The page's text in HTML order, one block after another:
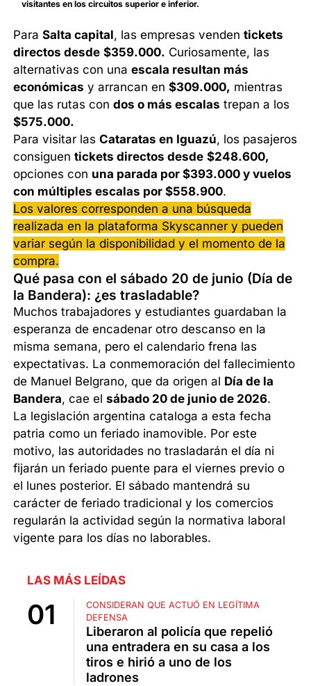
visitantes en los circuitos superior e inferior.
ParaSalta capital, las empresas vendentickets
directos desde $359.000. Curiosamente, las
alternativas con unaescala resultan más
económicas y arrancan en$309.000, mientras
que las rutas condos o más escalas trepan a los
$575.000.
Para visitar lasCataratas en Iguazú, los pasajeros
consiguentickets directos desde $248.600,
opciones con una parada por $393.000 y vuelos
con múltiples escalas por $558.900.
Los valores corresponden a una búsqueda
realizada en la plataforma Skyscanner y pueden
variar según la disponibilidad y el momento de la
compra.
Qué pasa con el sábado 20 de junio (Día de
la Bandera): ¿es trasladable?
Muchos trabajadores y estudiantes guardaban la
esperanza de encadenar otro descanso en la
misma semana, pero el calendario frena las
expectativas. La conmemoración del fallecimiento
de Manuel Belgrano, que da origen al Día de la
Bandera, cae elsábado 20 de junio de 2026.
La legislación argentina cataloga a esta fecha
patria como un feriado inamovible. Por este
motivo, las autoridades no trasladarán el día ni
fijarán un feriado puente para el viernes previo o
el lunes posterior. El sábado mantendrá su
carácter de feriado tradicional y los comercios
regularán la actividad según la normativa laboral
vigente para los días no laborables.
LAS MÁS LEÍDAS
CONSIDERAN QUE ACTUÓ EN LEGÍTIMA
DEFENSA
Liberaron al policía que repelió
una entradera en su casa a los
tiros e hirió a uno de los
ladrones